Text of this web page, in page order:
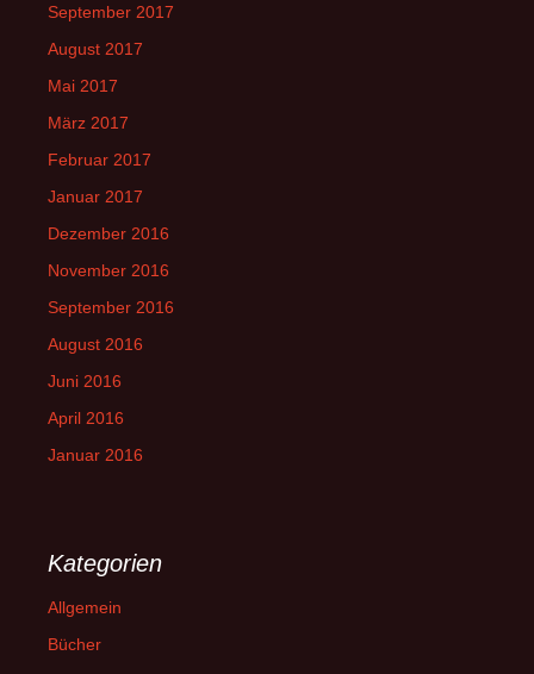
September 2017
August 2017
Mai 2017
März 2017
Februar 2017
Januar 2017
Dezember 2016
November 2016
September 2016
August 2016
Juni 2016
April 2016
Januar 2016
Kategorien
Allgemein
Bücher